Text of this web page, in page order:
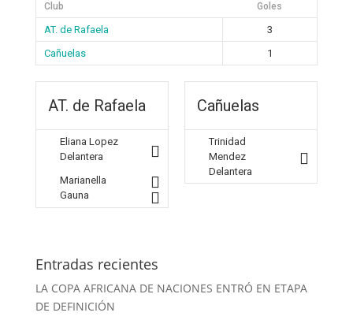
Club Goles
AT. de Rafaela
3
Cañuelas
1
AT. de Rafaela
Eliana Lopez
Delantera
Marianella
Gauna
Cañuelas
Trinidad
Mendez
Delantera
Entradas recientes
LA COPA AFRICANA DE NACIONES ENTRÓ EN ETAPA
DE DEFINICIÓN